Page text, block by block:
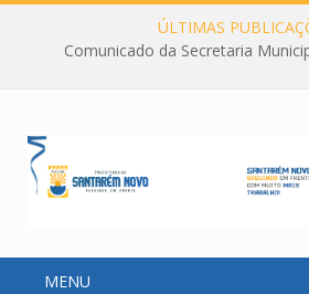
ÚLTIMAS
Comunicado da Secretaria
MENU